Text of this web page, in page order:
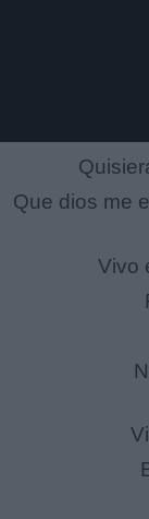
Que dios me
Vivo